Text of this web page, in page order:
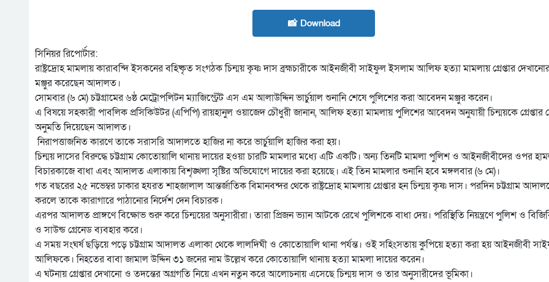
📸 Download
সিনিয়র রিপোর্টার:
রাষ্ট্রদ্রোহ মামলায় কারাবন্দি ইসকনের বহিষ্কৃত সংগঠক চিন্ময় কৃষ্ণ দাস ব্রহ্মচারীকে আইনজীবী সাইফুল ইসলাম আলিফ হত্যা মামলায় গ্রেপ্তার
মঞ্জুর করেছেন আদালত।
সোমবার (৬ মে) চট্টগ্রামের ৬ষ্ঠ মেট্রোপলিটন ম্যাজিস্ট্রেট এস এম আলাউদ্দিন ভার্চুয়াল শুনানি শেষে পুলিশের করা আবেদন মঞ্জুর করেন।
এ বিষয়ে সহকারী পাবলিক প্রসিকিউটর (এপিপি) রায়হানুল ওয়াজেদ চৌধুরী জানান, আলিফ হত্যা মামলায় পুলিশের আবেদন অনুযায়ী চিন্ময়কে গ্রেপ্তার
অনুমতি দিয়েছেন আদালত।
নিরাপত্তাজনিত কারণে তাকে সরাসরি আদালতে হাজির না করে ভার্চুয়ালি হাজির করা হয়।
চিন্ময় দাসের বিরুদ্ধে চট্টগ্রাম কোতোয়ালি থানায় দায়ের হওয়া চারটি মামলার মধ্যে এটি একটি। অন্য তিনটি মামলা পুলিশ ও আইনজীবীদের ওপর
বিচারকাজে বাধা এবং আদালত এলাকায় বিশৃঙ্খলা সৃষ্টির অভিযোগে দায়ের করা হয়েছে। এই তিন মামলার শুনানি হবে মঙ্গলবার (৬ মে)।
গত বছরের ২৫ নভেম্বর ঢাকার হযরত শাহজালাল আন্তর্জাতিক বিমানবন্দর থেকে রাষ্ট্রদ্রোহ মামলায় গ্রেপ্তার হন চিন্ময় কৃষ্ণ দাস। পরদিন চট্টগ্রাম
করলে তাকে কারাগারে পাঠানোর নির্দেশ দেন বিচারক।
এরপর আদালত প্রাঙ্গণে বিক্ষোভ শুরু করে চিন্ময়ের অনুসারীরা। তারা প্রিজন ভ্যান আটকে রেখে পুলিশকে বাধা দেয়। পরিস্থিতি নিয়ন্ত্রণে পুলিশ ও
ও সাউন্ড গ্রেনেড ব্যবহার করে।
এ সময় সংঘর্ষ ছড়িয়ে পড়ে চট্টগ্রাম আদালত এলাকা থেকে লালদিঘী ও কোতোয়ালি থানা পর্যন্ত। ওই সহিংসতায় কুপিয়ে হত্যা করা হয় আইনজীবী
আলিফকে। নিহতের বাবা জামাল উদ্দিন ৩১ জনের নাম উল্লেখ করে কোতোয়ালি থানায় হত্যা মামলা দায়ের করেন।
এ ঘটনায় গ্রেপ্তার দেখানো ও তদন্তের অগ্রগতি নিয়ে এখন নতুন করে আলোচনায় এসেছে চিন্ময় দাস ও তার অনুসারীদের ভূমিকা।